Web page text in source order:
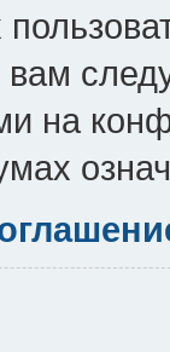
вам
на